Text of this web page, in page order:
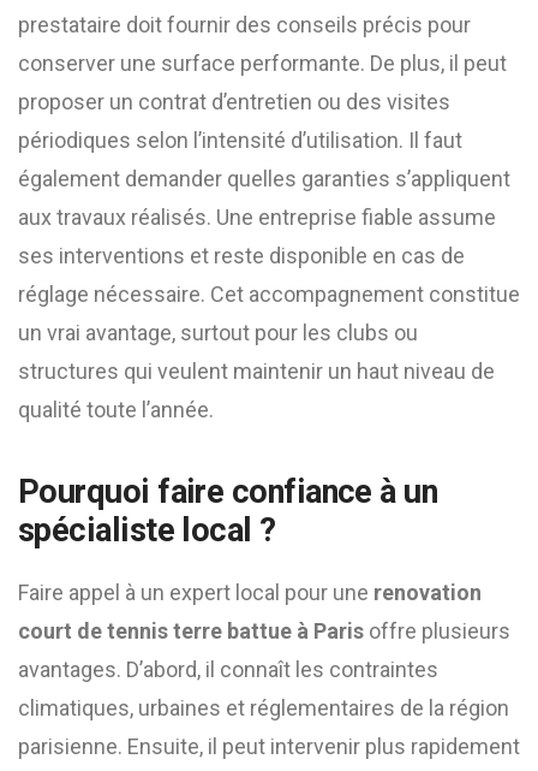
prestataire doit fournir des conseils précis pour
conserver une surface performante. De plus, il peut
proposer un contrat d’entretien ou des visites
périodiques selon l’intensité d’utilisation. Il faut
également demander quelles garanties s’appliquent
aux travaux réalisés. Une entreprise fiable assume
ses interventions et reste disponible en cas de
réglage nécessaire. Cet accompagnement constitue
un vrai avantage, surtout pour les clubs ou
structures qui veulent maintenir un haut niveau de
qualité toute l’année.
Pourquoi faire confiance à un
spécialiste local ?
Faire appel à un expert local pour une renovation
court de tennis terre battue à Paris offre plusieurs
avantages. D’abord, il connaît les contraintes
climatiques, urbaines et réglementaires de la région
parisienne. Ensuite, il peut intervenir plus rapidement